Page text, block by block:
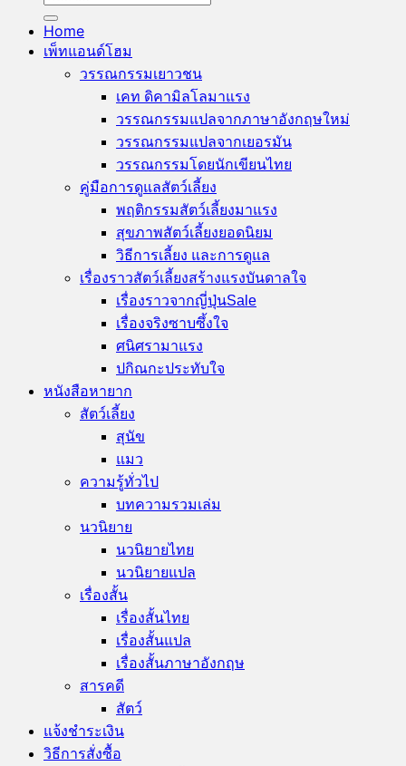
Home
เพ็ทแอนด์โฮม
วรรณกรรมเยาวชน
เคท ดิคามิลโล
วรรณกรรมแปลจากภาษาอังกฤษ
วรรณกรรมแปลจากเยอรมัน
วรรณกรรมโดยนักเขียนไทย
คู่มือการดูแลสัตว์เลี้ยง
พฤติกรรมสัตว์เลี้ยง
สุขภาพสัตว์เลี้ยง
วิธีการเลี้ยง และการดูแล
เรื่องราวสัตว์เลี้ยงสร้างแรงบันดาลใจ
เรื่องราวจากญี่ปุ่น
เรื่องจริงซาบซึ้งใจ
ศนิศรา
ปกิณกะประทับใจ
หนังสือหายาก
สัตว์เลี้ยง
สุนัข
แมว
ความรู้ทั่วไป
บทความรวมเล่ม
นวนิยาย
นวนิยายไทย
นวนิยายแปล
เรื่องสั้น
เรื่องสั้นไทย
เรื่องสั้นแปล
เรื่องสั้นภาษาอังกฤษ
สารคดี
สัตว์
แจ้งชำระเงิน
วิธีการสั่งซื้อ